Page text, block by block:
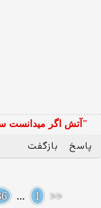
"آتش اگر ميدانست
پاسخ بازگفت
<<
1
...